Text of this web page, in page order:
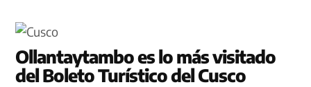
Ollantaytambo es lo más visitado
del Boleto Turístico del Cusco